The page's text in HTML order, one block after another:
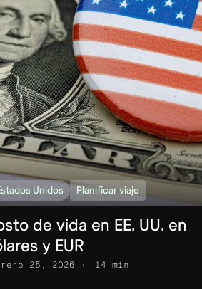
Unidos Planificar viaje
de vida en EE. UU. en
y EUR
25, 2026 14 min